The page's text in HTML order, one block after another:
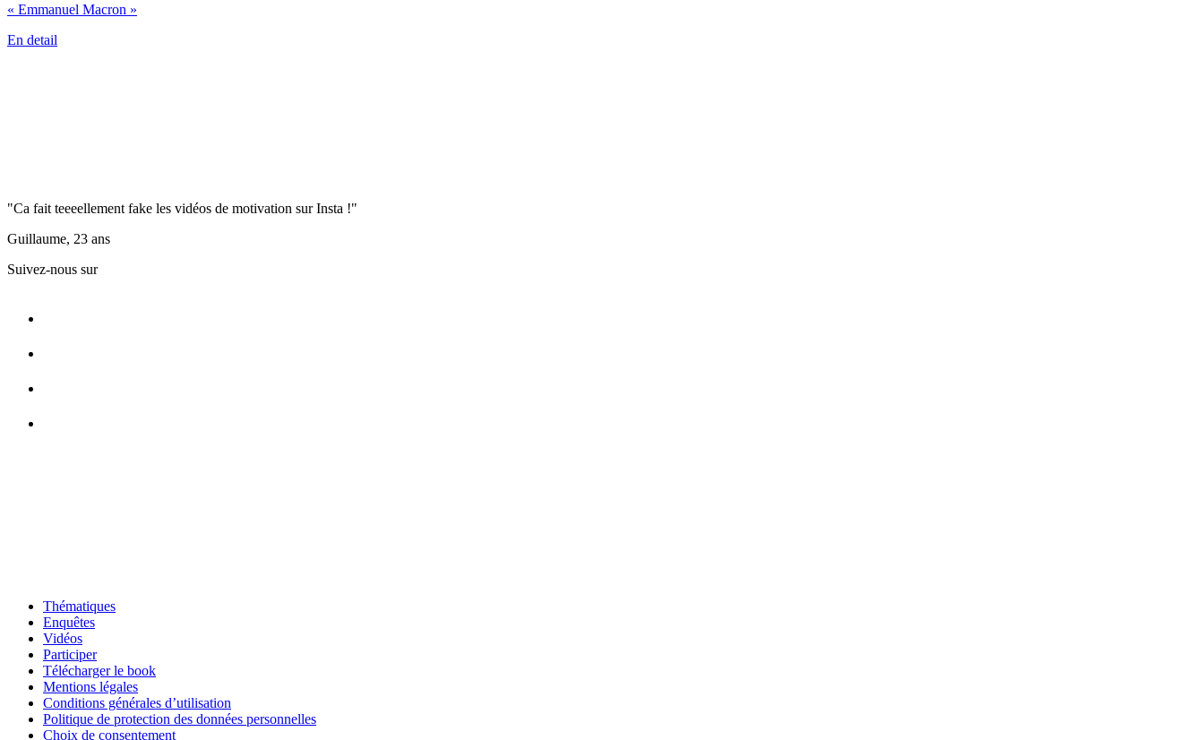
« Emmanuel Macron »
En detail
"Ca fait teeeellement fake les vidéos de motivation sur Insta !"
Guillaume, 23 ans
Suivez-nous sur
Thématiques
Enquêtes
Vidéos
Participer
Télécharger le book
Mentions légales
Conditions générales d’utilisation
Politique de protection des données personnelles
Choix de consentement